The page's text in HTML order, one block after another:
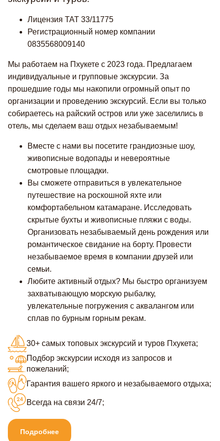
Лицензия TAT 33/11775
Регистрационный номер компании
0835568009140
Мы работаем на Пхукете с 2023 года. Предлагаем
индивидуальные и групповые экскурсии. За
прошедшие годы мы накопили огромный опыт по
организации и проведению экскурсий. Если вы только
собираетесь на райский остров или уже заселились в
отель, мы сделаем ваш отдых незабываемым!
Вместе с нами вы посетите грандиозные шоу,
живописные водопады и невероятные
смотровые площадки.
Вы сможете отправиться в увлекательное
путешествие на роскошной яхте или
комфортабельном катамаране. Исследовать
скрытые бухты и живописные пляжи с воды.
Организовать незабываемый день рождения или
романтическое свидание на борту. Провести
незабываемое время в компании друзей или
семьи.
Любите активный отдых? Мы быстро организуем
захватывающую морскую рыбалку,
увлекательные погружения с аквалангом или
сплав по бурным горным рекам.
30+ самых топовых экскурсий и туров Пхукета;
Подбор экскурсии исходя из запросов и
пожеланий;
Гарантия вашего яркого и незабываемого отдыха;
Всегда на связи 24/7;
Подробнее